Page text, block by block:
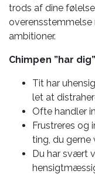
trods af dine
ambitioner.
Chimpen ”har
Tit har
let at
Ofte handler
Frustreres og
ting, du gerne
Du har svært